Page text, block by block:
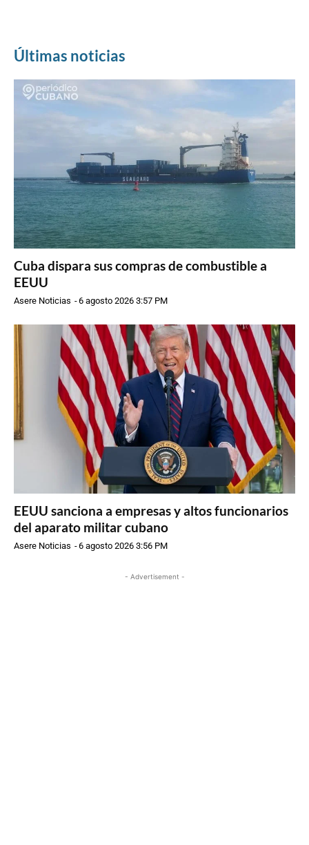
Últimas noticias
Cuba dispara sus compras de combustible a
EEUU
Asere Noticias -6 agosto 2026 3:57 PM
EEUU sanciona a empresas y altos funcionarios
del aparato militar cubano
Asere Noticias -6 agosto 2026 3:56 PM
- Advertisement -